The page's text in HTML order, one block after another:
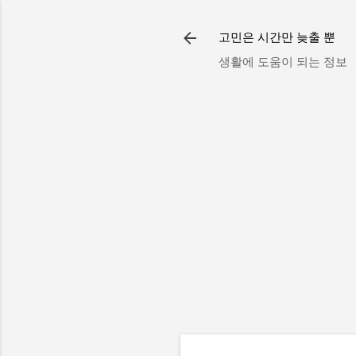
고민은 시간만 늦출 뿐
생활에 도움이 되는 정보